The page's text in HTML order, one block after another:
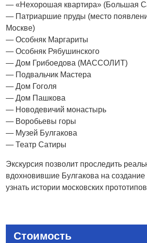
— «Нехорошая квартира» (Большая
— Патриаршие пруды (место
Москве)
— Особняк Маргариты
— Особняк Рябушинского
— Дом Грибоедова (МАССОЛИТ)
— Подвальчик Мастера
— Дом Гоголя
— Дом Пашкова
— Новодевичий монастырь
— Воробьевы горы
— Музей Булгакова
— Театр Сатиры
Экскурсия позволит проследить
вдохновившие Булгакова на
узнать истории московских
Стоимость